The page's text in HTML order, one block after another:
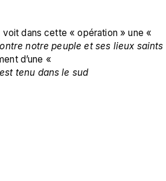
dans cette « opération » une «
notre peuple et ses lieux saints
d’une «
tenu dans le sud